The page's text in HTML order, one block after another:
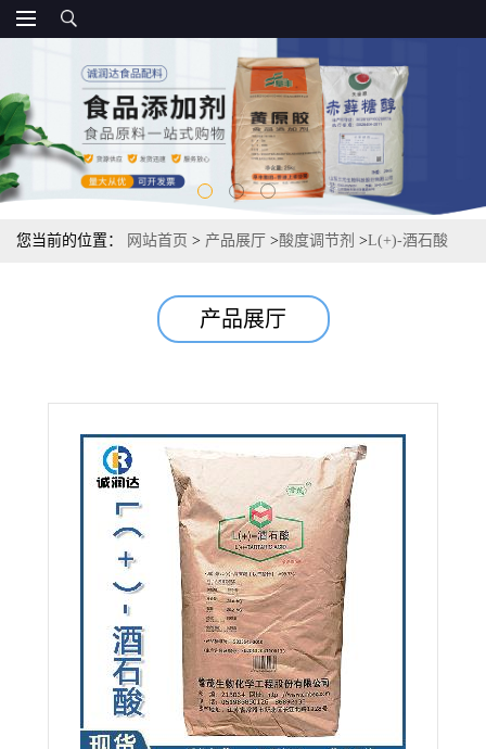
您当前的位置： 网站首页 > 产品展厅 >酸度调节剂 >L(+)-酒石酸
产品展厅